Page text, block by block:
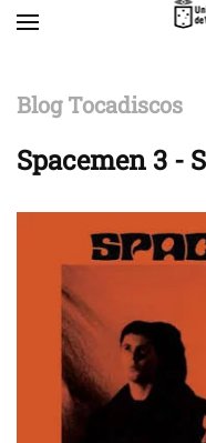
Blog Tocadiscos
Spacemen 3 -